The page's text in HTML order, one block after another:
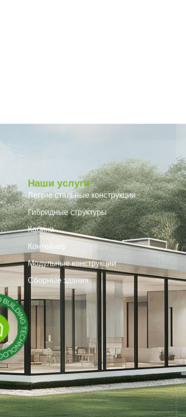
Наши услуги
Легкие стальные конструкции
Гибридные структуры
Кабина
Контейнер
Модульные конструкции
Сборные здания